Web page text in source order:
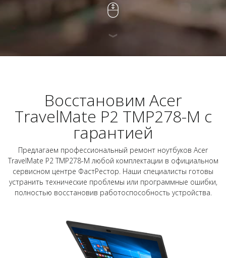
Восстановим Acer
TravelMate P2 TMP278-M с
гарантией
Предлагаем профессиональный ремонт ноутбуков Acer
TravelMate P2 TMP278-M любой комплектации в официальном
сервисном центре ФастРестор. Наши специалисты готовы
устранить технические проблемы или программные ошибки,
полностью восстановив работоспособность устройства.